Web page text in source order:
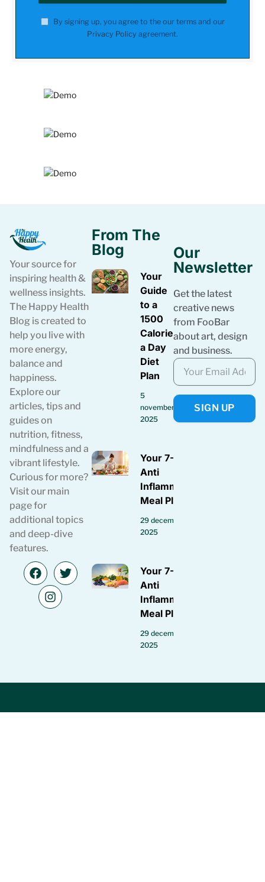
By signing up, you agree to the our terms and our
Privacy Policy agreement.
Your source for
inspiring health &
wellness insights.
The Happy Health
Blog is created to
help you live with
more energy,
balance and
happiness.
Explore our
articles, tips and
guides on
nutrition, fitness,
mindfulness and a
vibrant lifestyle.
Curious for more?
Visit our main
page for
additional topics
and deep-dive
features.
From The
Blog
Your
Guide
to a
1500
Calories
a Day
Diet
Plan
5
november
2025
Your 7-Day
Anti
Inflammatory
Meal Plan
29 december
2025
Your 7-Day
Anti
Inflammatory
Meal Plan
29 december
2025
Our
Newsletter
Get the latest
creative news
from FooBar
about art, design
and business.
SIGN UP